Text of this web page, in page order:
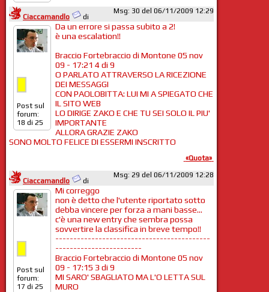
Ciaccamandlo di
Msg: 30 del 06/11/2009 12:29
Post sul
forum:
18 di 25
Da un errore si passa subito a 2!
è una escalation!!
Braccio Fortebraccio di Montone 05 nov
09 - 17:21 4 di 9
O PARLATO ATTRAVERSO LA RICEZIONE
DEI MESSAGGI
CON PAOLOBITTA: LUI MI A SPIEGATO CHE
IL SITO WEB
LO DIRIGE ZAKO E CHE TU SEI SOLO IL PIU'
IMPORTANTE
ALLORA GRAZIE ZAKO
SONO MOLTO FELICE DI ESSERMI INSCRITTO
«Quota»
Ciaccamandlo di
Msg: 29 del 06/11/2009 12:28
Post sul
forum:
17 di 25
Mi correggo
non è detto che l'utente riportato sotto
debba vincere per forza a mani basse...
c'è una new entry che sembra possa
sovvertire la classifica in breve tempo!!
-------------------------------------------
------------------------
Braccio Fortebraccio di Montone 05 nov
09 - 17:15 3 di 9
MI SARO' SBAGLIATO MA L'O LETTA SUL
MURO